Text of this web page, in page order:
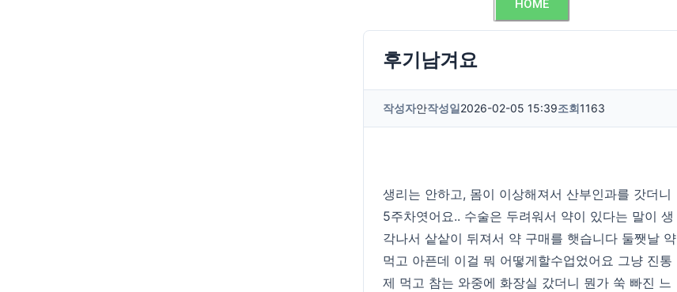
HOME
후기남겨요
작성자안작성일2026-02-05 15:39조회1163
생리는 안하고, 몸이 이상해져서 산부인과를 갓더니
5주차엿어요.. 수술은 두려워서 약이 있다는 말이 생
각나서 샅샅이 뒤져서 약 구매를 햇습니다 둘쨋날 약
먹고 아픈데 이걸 뭐 어떻게할수업었어요 그냥 진통
제 먹고 참는 와중에 화장실 갔더니 뭔가 쑥 빠진 느